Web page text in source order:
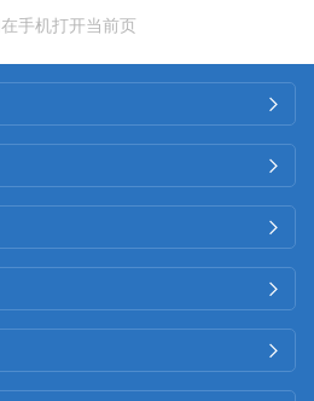
手机打开当前页




